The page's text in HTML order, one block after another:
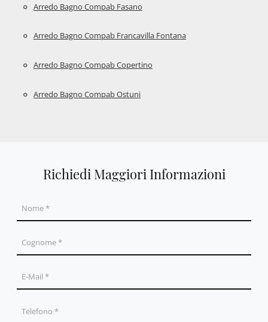
Arredo Bagno Compab Fasano
Arredo Bagno Compab Francavilla Fontana
Arredo Bagno Compab Copertino
Arredo Bagno Compab Ostuni
Richiedi Maggiori Informazioni